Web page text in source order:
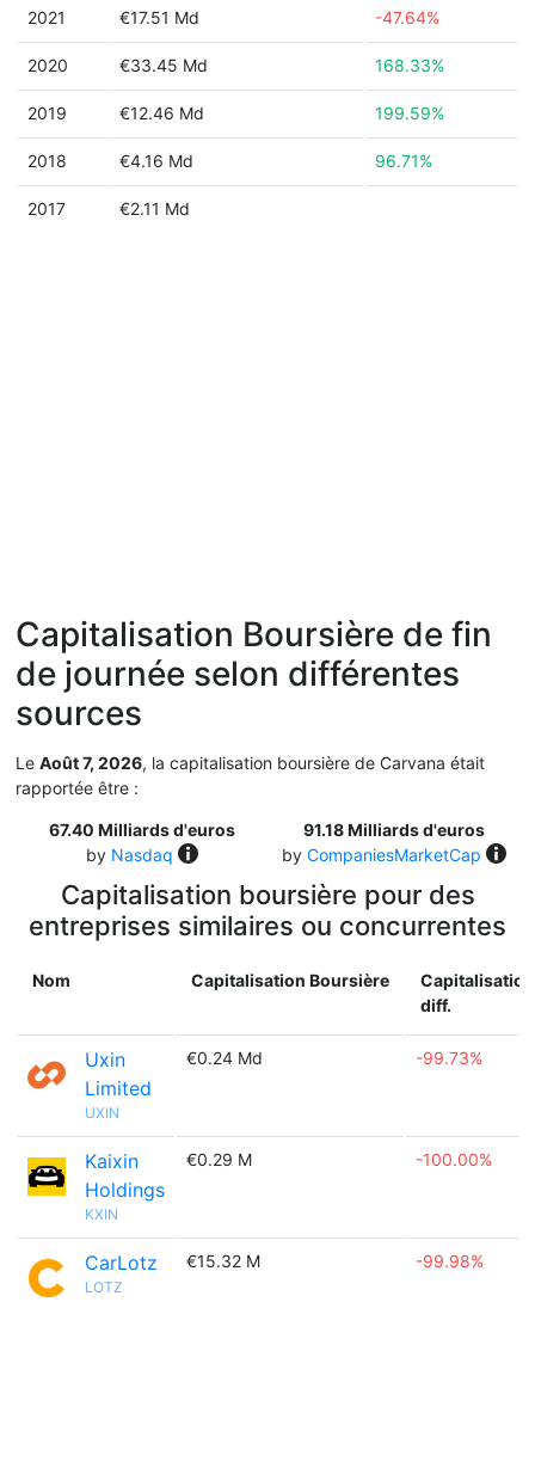
2021 €17.51 Md -47.64%
2020 €33.45 Md 168.33%
2019 €12.46 Md 199.59%
2018 €4.16 Md 96.71%
2017 €2.11 Md
Capitalisation Boursière de fin
de journée selon différentes
sources
Le Août 7, 2026, la capitalisation boursière de Carvana était
rapportée être :
67.40 Milliards d'euros
by Nasdaq
91.18 Milliards d'euros
by CompaniesMarketCap
Capitalisation boursière pour des
entreprises similaires ou concurrentes
Nom Capitalisation Boursière
diff.
Uxin
Limited
UXIN
€0.24 Md -99.73%
Kaixin
Holdings
KXIN
€0.29 M -100.00%
CarLotz
LOTZ
€15.32 M -99.98%